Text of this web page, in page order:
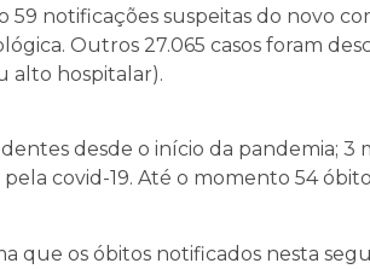
59 notificações suspeitas do novo
Outros 27.065 casos foram
alto hospitalar).
desde o início da pandemia; 3
covid-19. Até o momento 54
que os óbitos notificados nesta